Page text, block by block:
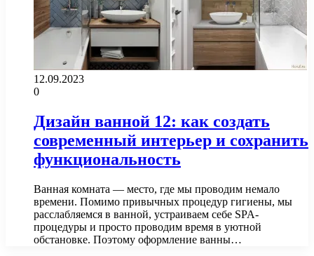
12.09.2023
0
Дизайн ванной 12: как создать
современный интерьер и сохранить
функциональность
Ванная комната — место, где мы проводим немало
времени. Помимо привычных процедур гигиены, мы
расслабляемся в ванной, устраиваем себе SPA-
процедуры и просто проводим время в уютной
обстановке. Поэтому оформление ванны…